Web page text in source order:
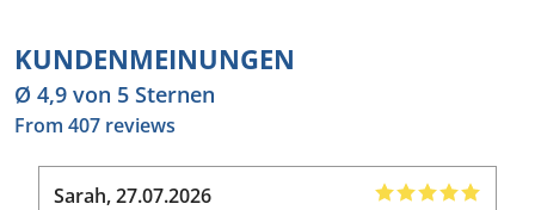
KUNDENMEINUNGEN
Ø 4,9 von 5 Sternen
From 407 reviews
Sarah,27.07.2026